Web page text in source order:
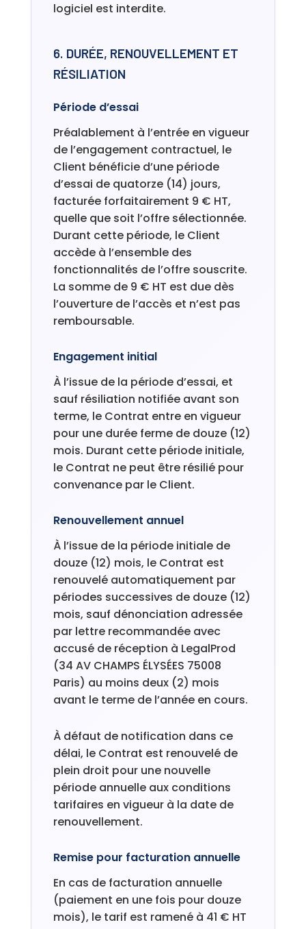
logiciel est interdite.
6. DURÉE, RENOUVELLEMENT ET
RÉSILIATION
Période d’essai
Préalablement à l’entrée en vigueur
de l’engagement contractuel, le
Client bénéficie d’une période
d’essai de quatorze (14) jours,
facturée forfaitairement 9 € HT,
quelle que soit l’offre sélectionnée.
Durant cette période, le Client
accède à l’ensemble des
fonctionnalités de l’offre souscrite.
La somme de 9 € HT est due dès
l’ouverture de l’accès et n’est pas
remboursable.
Engagement initial
À l’issue de la période d’essai, et
sauf résiliation notifiée avant son
terme, le Contrat entre en vigueur
pour une durée ferme de douze (12)
mois. Durant cette période initiale,
le Contrat ne peut être résilié pour
convenance par le Client.
Renouvellement annuel
À l’issue de la période initiale de
douze (12) mois, le Contrat est
renouvelé automatiquement par
périodes successives de douze (12)
mois, sauf dénonciation adressée
par lettre recommandée avec
accusé de réception à LegalProd
(34 AV CHAMPS ÉLYSÉES 75008
Paris) au moins deux (2) mois
avant le terme de l’année en cours.
À défaut de notification dans ce
délai, le Contrat est renouvelé de
plein droit pour une nouvelle
période annuelle aux conditions
tarifaires en vigueur à la date de
renouvellement.
Remise pour facturation annuelle
En cas de facturation annuelle
(paiement en une fois pour douze
mois), le tarif est ramené à 41 € HT